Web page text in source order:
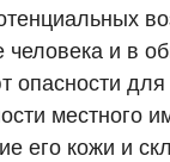
Программа лояльности
отделение
человека и в
опасности для
местного
его кожи и